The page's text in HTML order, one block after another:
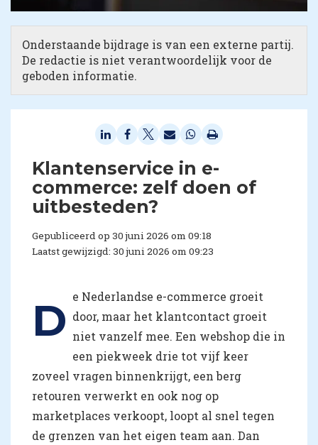
Onderstaande bijdrage is van een externe partij.
De redactie is niet verantwoordelijk voor de
geboden informatie.
Klantenservice in e-
commerce: zelf doen of
uitbesteden?
Gepubliceerd op 30 juni 2026 om 09:18
Laatst gewijzigd: 30 juni 2026 om 09:23
D e Nederlandse e-commerce groeit
door, maar het klantcontact groeit
niet vanzelf mee. Een webshop die in
een piekweek drie tot vijf keer
zoveel vragen binnenkrijgt, een berg
retouren verwerkt en ook nog op
marketplaces verkoopt, loopt al snel tegen
de grenzen van het eigen team aan. Dan